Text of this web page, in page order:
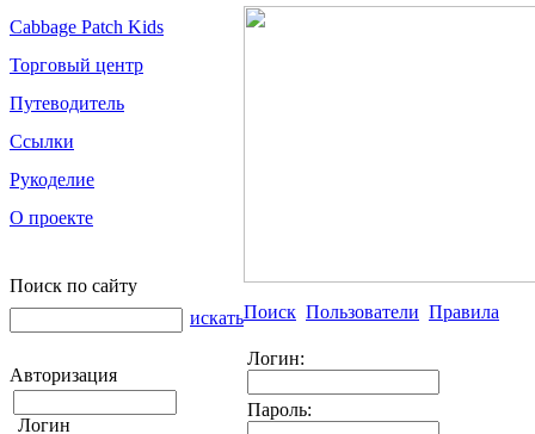
Cabbage Patch Kids
Торговый центр
Путеводитель
Ссылки
Рукоделие
О проекте
Поиск по сайту
искать
Авторизация
Логин
Поиск Пользователи Правила
Логин:
Пароль: